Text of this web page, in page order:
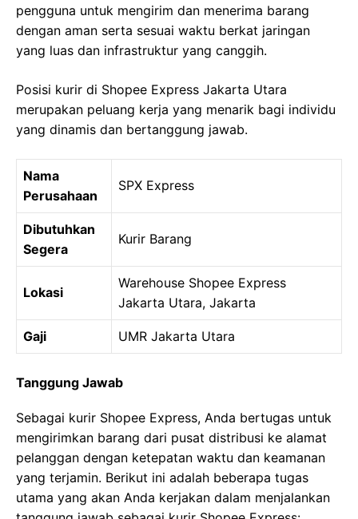
pengguna untuk mengirim dan menerima barang
dengan aman serta sesuai waktu berkat jaringan
yang luas dan infrastruktur yang canggih.
Posisi kurir di Shopee Express Jakarta Utara
merupakan peluang kerja yang menarik bagi individu
yang dinamis dan bertanggung jawab.
Nama
Perusahaan
SPX Express
Dibutuhkan
Segera
Kurir Barang
Lokasi
Warehouse Shopee Express
Jakarta Utara, Jakarta
Gaji UMR Jakarta Utara
Tanggung Jawab
Sebagai kurir Shopee Express, Anda bertugas untuk
mengirimkan barang dari pusat distribusi ke alamat
pelanggan dengan ketepatan waktu dan keamanan
yang terjamin. Berikut ini adalah beberapa tugas
utama yang akan Anda kerjakan dalam menjalankan